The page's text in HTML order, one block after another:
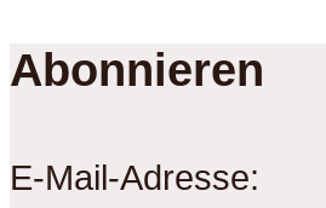
Abonnieren
E-Mail-Adresse: